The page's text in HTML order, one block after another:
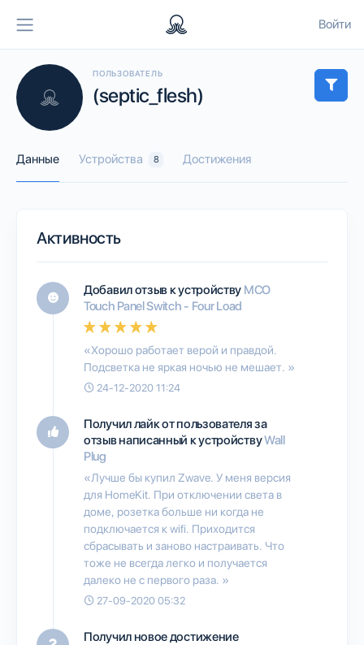
Войти
ПОЛЬЗОВАТЕЛЬ
(septic_flesh)
Данные Устройства 8 Достижения
Активность
Добавил отзыв к устройству MCO
Touch Panel Switch - Four Load
«Хорошо работает верой и правдой.
Подсветка не яркая ночью не мешает. »
24-12-2020 11:24
Получил лайк от пользователяза
отзыв написанный к устройствуWall
Plug
«Лучше бы купил Zwave. У меня версия
для HomeKit. При отключении света в
доме, розетка больше ни когда не
подключается к wifi. Приходится
сбрасывать и заново настраивать. Что
тоже не всегда легко и получается
далеко не с первого раза. »
27-09-2020 05:32
Получил новое достижение